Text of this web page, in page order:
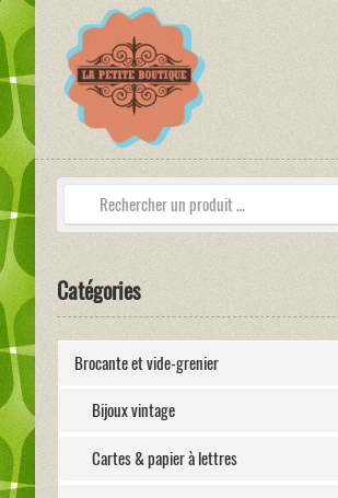
Catégories
Brocante et vide-grenier
Bijoux vintage
Cartes & papier à lettres